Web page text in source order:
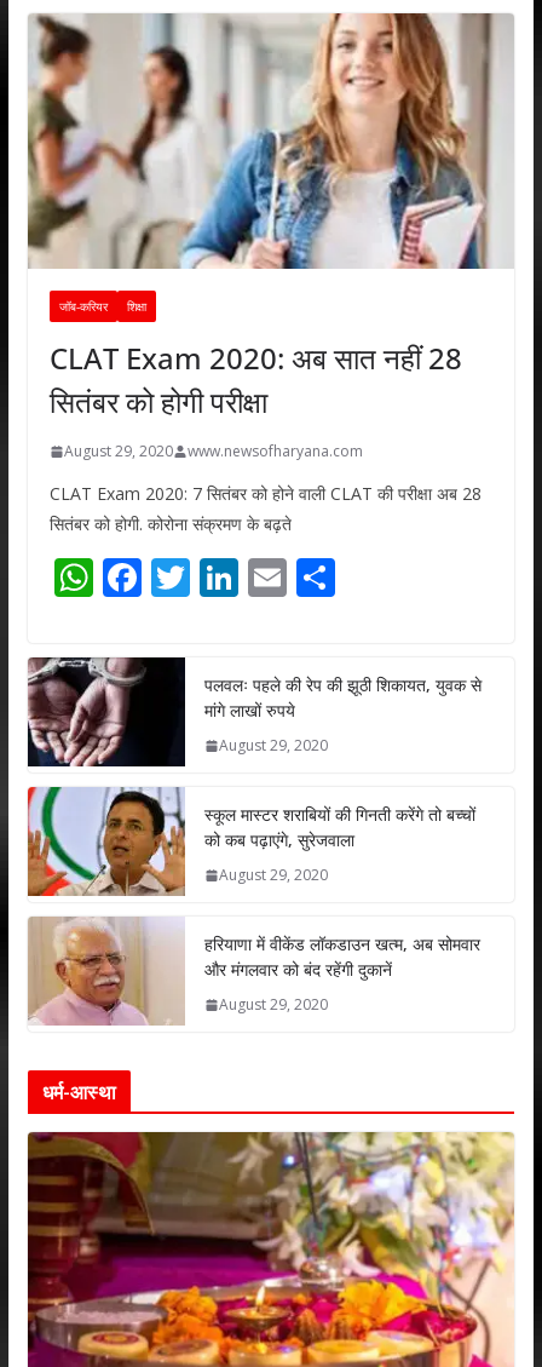
जॉब-करियर शिक्षा
CLAT Exam 2020: अब सात नहीं 28
सितंबर को होगी परीक्षा
August 29, 2020 www.newsofharyana.com
CLAT Exam 2020: 7 सितंबर को होने वाली CLAT की परीक्षा अब 28
सितंबर को होगी. कोरोना संक्रमण के बढ़ते
W
at
s
A
p
p
F
e
b
o
k
T
er
Li
e
dI
n
E
l
S
e
पलवलः पहले की रेप की झूठी शिकायत, युवक से
मांगे लाखों रुपये
August 29, 2020
स्कूल मास्टर शराबियों की गिनती करेंगे तो बच्चों
को कब पढ़ाएंगे, सुरेजवाला
August 29, 2020
हरियाणा में वीकेंड लॉकडाउन खत्म, अब सोमवार
और मंगलवार को बंद रहेंगी दुकानें
August 29, 2020
धर्म-आस्था